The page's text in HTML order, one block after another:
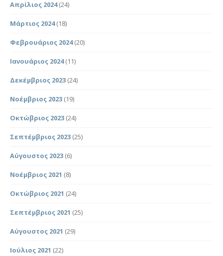
Απρίλιος 2024(24)
Μάρτιος 2024(18)
Φεβρουάριος 2024(20)
Ιανουάριος 2024(11)
Δεκέμβριος 2023 (24)
Νοέμβριος 2023 (19)
Οκτώβριος 2023 (24)
Σεπτέμβριος 2023 (25)
Αύγουστος 2023 (6)
Νοέμβριος 2021 (8)
Οκτώβριος 2021 (24)
Σεπτέμβριος 2021 (25)
Αύγουστος 2021 (29)
Ιούλιος 2021 (22)